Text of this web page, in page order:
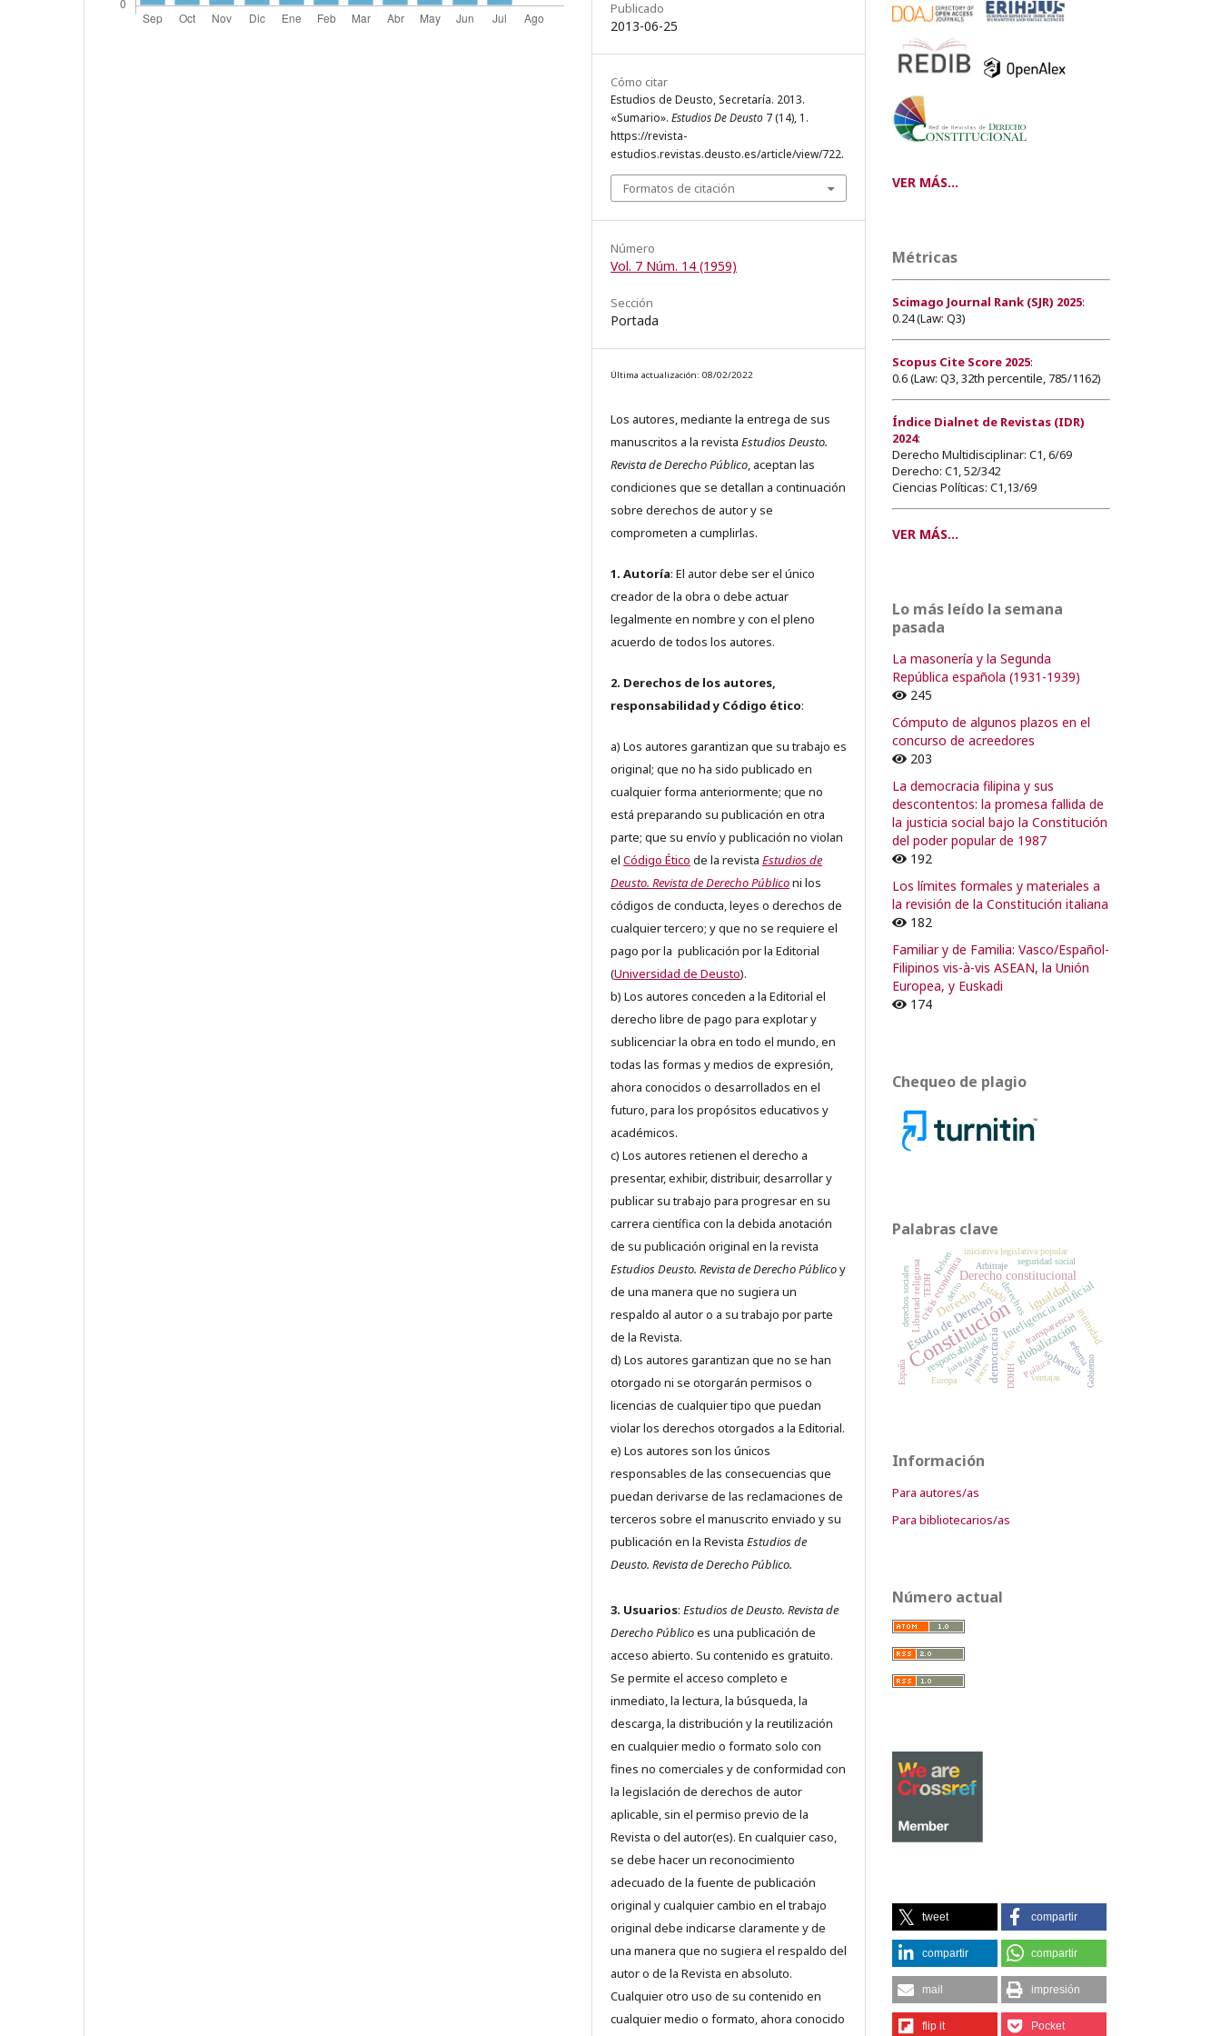
Publicado
2013-06-25
Cómo citar
Estudios de Deusto, Secretaría. 2013.
«Sumario». Estudios De Deusto 7 (14), 1.
https://revista-
estudios.revistas.deusto.es/article/view/722.
Formatos de citación
Número
Vol. 7 Núm. 14 (1959)
Sección
Portada
Última actualización: 08/02/2022
Los autores, mediante la entrega de sus
manuscritos a la revista Estudios Deusto.
Revista de Derecho Público, aceptan las
condiciones que se detallan a continuación
sobre derechos de autor y se
comprometen a cumplirlas.
1. Autoría: El autor debe ser el único
creador de la obra o debe actuar
legalmente en nombre y con el pleno
acuerdo de todos los autores.
2. Derechos de los autores,
responsabilidad y Código ético:
a) Los autores garantizan que su trabajo es
original; que no ha sido publicado en
cualquier forma anteriormente; que no
está preparando su publicación en otra
parte; que su envío y publicación no violan
el Código Ético de la revista Estudios de
Deusto. Revista de Derecho Públiconi los
códigos de conducta, leyes o derechos de
cualquier tercero; y que no se requiere el
pago por la publicación por la Editorial
(Universidad de Deusto).
b) Los autores conceden a la Editorial el
derecho libre de pago para explotar y
sublicenciar la obra en todo el mundo, en
todas las formas y medios de expresión,
ahora conocidos o desarrollados en el
futuro, para los propósitos educativos y
académicos.
c) Los autores retienen el derecho a
presentar, exhibir, distribuir, desarrollar y
publicar su trabajo para progresar en su
carrera científica con la debida anotación
de su publicación original en la revista
Estudios Deusto. Revista de Derecho Públicoy
de una manera que no sugiera un
respaldo al autor o a su trabajo por parte
de la Revista.
d) Los autores garantizan que no se han
otorgado ni se otorgarán permisos o
licencias de cualquier tipo que puedan
violar los derechos otorgados a la Editorial.
e) Los autores son los únicos
responsables de las consecuencias que
puedan derivarse de las reclamaciones de
terceros sobre el manuscrito enviado y su
publicación en la Revista Estudios de
Deusto. Revista de Derecho Público.
3. Usuarios: Estudios de Deusto. Revista de
Derecho Públicoes una publicación de
acceso abierto. Su contenido es gratuito.
Se permite el acceso completo e
inmediato, la lectura, la búsqueda, la
descarga, la distribución y la reutilización
en cualquier medio o formato solo con
fines no comerciales y de conformidad con
la legislación de derechos de autor
aplicable, sin el permiso previo de la
Revista o del autor(es). En cualquier caso,
se debe hacer un reconocimiento
adecuado de la fuente de publicación
original y cualquier cambio en el trabajo
original debe indicarse claramente y de
una manera que no sugiera el respaldo del
autor o de la Revista en absoluto.
Cualquier otro uso de su contenido en
cualquier medio o formato, ahora conocido
VER MÁS...
Métricas
Scimago Journal Rank (SJR) 2025:
0.24 (Law: Q3)
Scopus Cite Score 2025:
0.6 (Law: Q3, 32th percentile, 785/1162)
Índice Dialnet de Revistas (IDR)
2024:
Derecho Multidisciplinar: C1, 6/69
Derecho: C1, 52/342
Ciencias Políticas: C1,13/69
VER MÁS...
Lo más leído la semana
pasada
La masonería y la Segunda
República española (1931-1939)
245
Cómputo de algunos plazos en el
concurso de acreedores
203
La democracia filipina y sus
descontentos: la promesa fallida de
la justicia social bajo la Constitución
del poder popular de 1987
192
Los límites formales y materiales a
la revisión de la Constitución italiana
182
Familiar y de Familia: Vasco/Español-
Filipinos vis-à-vis ASEAN, la Unión
Europea, y Euskadi
174
Chequeo de plagio
Palabras clave
Constitución igualdad
Estado de Derecho globalización
Derecho constitucional
Derecho
democracia
Inteligencia artificial
crisis económica Estado
soberanía
responsabilidad
transparenciaintimidad
Filipinas
derechos
Libertad religiosa
Crisis reforma
derechos sociales TEDH
Europa
Arbitraje
Kelsen
Política
iniciativa legislativa popular
Gobierno
seguridad social
España jueces
justicia
delito
DDHH ventajas
Información
Para autores/as
Para bibliotecarios/as
Número actual
tweet compartir
compartir compartir
mail impresión
flip it Pocket